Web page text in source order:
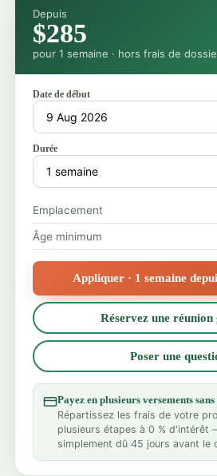
Depuis
$285
pour 1 semaine · hors frais de
Date de début
Durée
Emplacement
Âge minimum
Appliquer · 1 semaine
Réservez une
Poser une
Payez en plusieurs versements
Répartissez les frais de votre
plusieurs étapes à 0 % d'intérêt
simplement dû 45 jours avant le